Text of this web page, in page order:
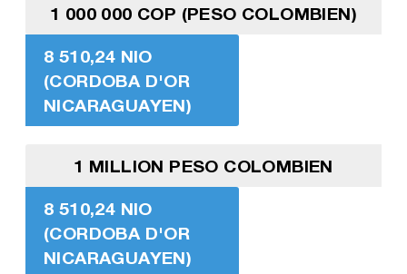
1 000 000 COP (PESO COLOMBIEN)
8 510,24 NIO
(CORDOBA D'OR
NICARAGUAYEN)
1 MILLION PESO COLOMBIEN
8 510,24 NIO
(CORDOBA D'OR
NICARAGUAYEN)